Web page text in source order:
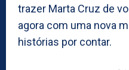
trazer Marta Cruz de
agora com uma nova
histórias por contar.